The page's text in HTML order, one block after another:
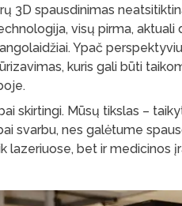
3D spausdinimas
visų pirma,
Ypač
kuris gali būti
skirtingi. Mūsų tikslas –
svarbu, nes galėtume
lazeriuose, bet ir medicinos